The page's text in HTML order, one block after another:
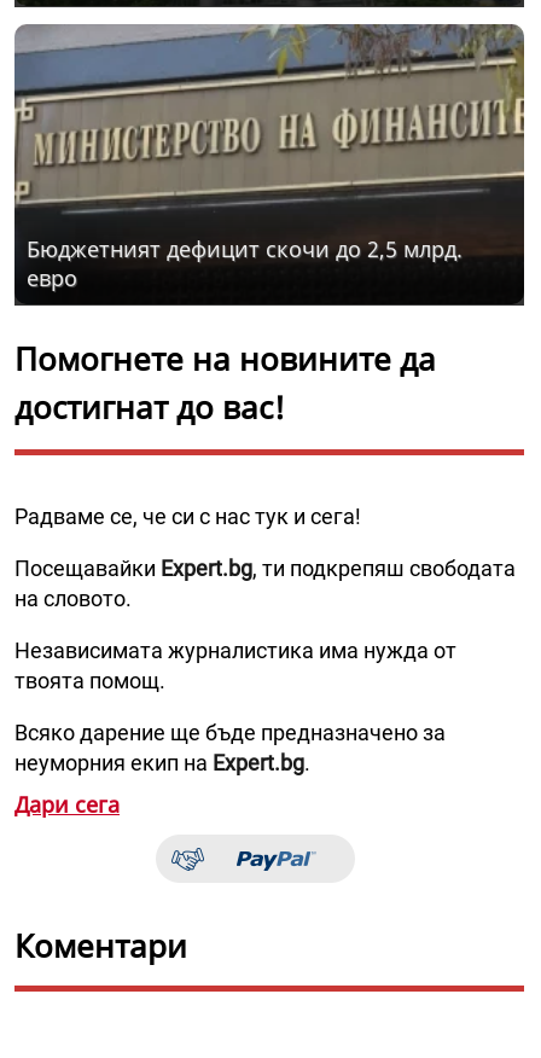
Бюджетният дефицит скочи до 2,5 млрд.
евро
Помогнете на новините да
достигнат до вас!
Радваме се, че си с нас тук и сега!
Посещавайки Expert.bg, ти подкрепяш свободата
на словото.
Независимата журналистика има нужда от
твоята помощ.
Всяко дарение ще бъде предназначено за
неуморния екип на Expert.bg.
Дари сега
Коментари